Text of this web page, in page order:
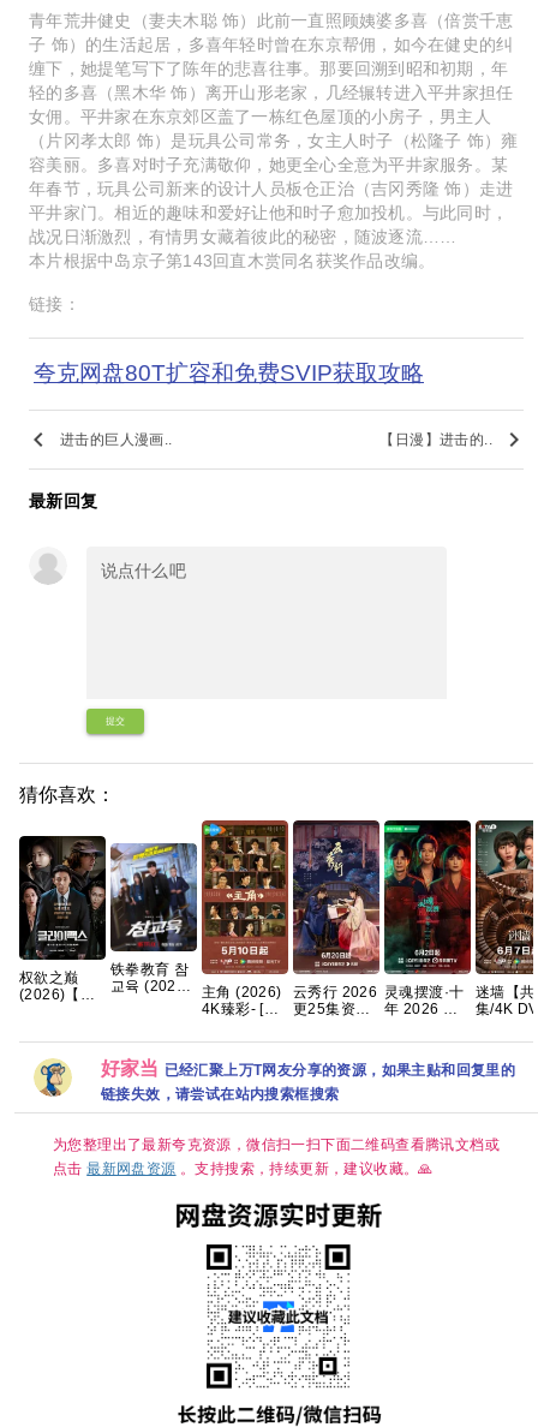
青年荒井健史（妻夫木聪 饰）此前一直照顾姨婆多喜（倍赏千恵
子 饰）的生活起居，多喜年轻时曾在东京帮佣，如今在健史的纠
缠下，她提笔写下了陈年的悲喜往事。那要回溯到昭和初期，年
轻的多喜（黑木华 饰）离开山形老家，几经辗转进入平井家担任
女佣。平井家在东京郊区盖了一栋红色屋顶的小房子，男主人
（片冈孝太郎 饰）是玩具公司常务，女主人时子（松隆子 饰）雍
容美丽。多喜对时子充满敬仰，她更全心全意为平井家服务。某
年春节，玩具公司新来的设计人员板仓正治（吉冈秀隆 饰）走进
平井家门。相近的趣味和爱好让他和时子愈加投机。与此同时，
战况日渐激烈，有情男女藏着彼此的秘密，随波逐流……
本片根据中岛京子第143回直木赏同名获奖作品改编。
链接：
夸克网盘80T扩容和免费SVIP获取攻略
keyboard_arrow_left 进击的巨人漫画.. 【日漫】进击的.. keyboard_arrow_right
最新回复
提交
猜你喜欢：
权欲之巅
(2026)【全
【韩语】
【中文字
幕】
【13.7G】
惊悚 悬疑 」
铁拳教育 참
교육 (2026)
8GB】
主角 (2026)
4K臻彩- [剧
浩存/秦海璐
国语中字 [单
集约1GB]
云秀行 2026
更25集资源
清网盘资源
灵魂摆渡·十
年 2026 灵
疑惊悚奇幻
冒险 于毅 刘
智扬 肖茵 已
迷墙【
集/4K DV
无 【郭京
飞、任素
｜喜剧/悬
好家当 已经汇聚上万T网友分享的资源，如果主贴和回复里的
链接失效，请尝试在站内搜索框搜索
为您整理出了最新夸克资源，微信扫一扫下面二维码查看腾讯文档或
点击最新网盘资源 。支持搜索，持续更新，建议收藏。🙏